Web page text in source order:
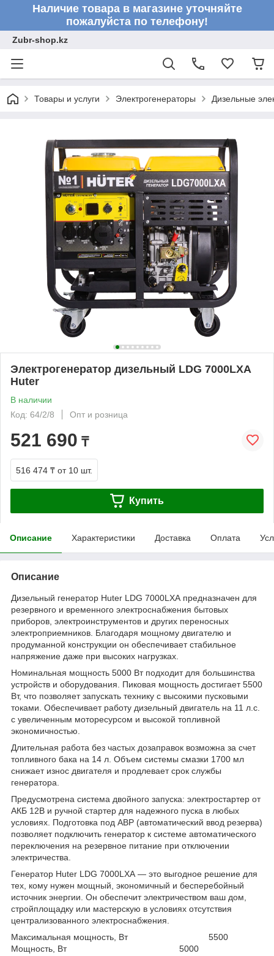
Наличие товара в магазине уточняйте
пожалуйста по телефону!
Zubr-shop.kz
Товары и услуги Электрогенераторы Дизельные
Электрогенератор дизельный LDG 7000LXА
Huter
В наличии
Код: 64/2/8
Опт и розница
521 690 ₸
516 474 ₸ от 10 шт.
Купить
Описание Характеристики Доставка Оплата
Описание
Дизельный генератор Huter LDG 7000LXА предназначен для
резервного и временного электроснабжения бытовых
приборов, электроинструментов и других переносных
электроприемников. Благодаря мощному двигателю и
продуманной конструкции он обеспечивает стабильное
напряжение даже при высоких нагрузках.
Номинальная мощность 5000 Вт подходит для большинства
устройств и оборудования. Пиковая мощность достигает 5500
Вт, что позволяет запускать технику с высокими пусковыми
токами. Обеспечивает работу дизельный двигатель на 11 л.с.
с увеличенным моторесурсом и высокой топливной
экономичностью.
Длительная работа без частых дозаправок возможна за счет
топливного бака на 14 л. Объем системы смазки 1700 мл
снижает износ двигателя и продлевает срок службы
генератора.
Предусмотрена система двойного запуска: электростартер от
АКБ 12В и ручной стартер для надежного пуска в любых
условиях. Подготовка под АВР (автоматический ввод резерва)
позволяет подключить генератор к системе автоматического
переключения на резервное питание при отключении
электричества.
Генератор Huter LDG 7000LXА — это выгодное решение для
тех, кому нужен мощный, экономичный и бесперебойный
источник энергии. Он обеспечит электричеством ваш дом,
стройплощадку или мастерскую в условиях отсутствия
централизованного электроснабжения.
Максимальная мощность, Вт 5500
Мощность, Вт 5000